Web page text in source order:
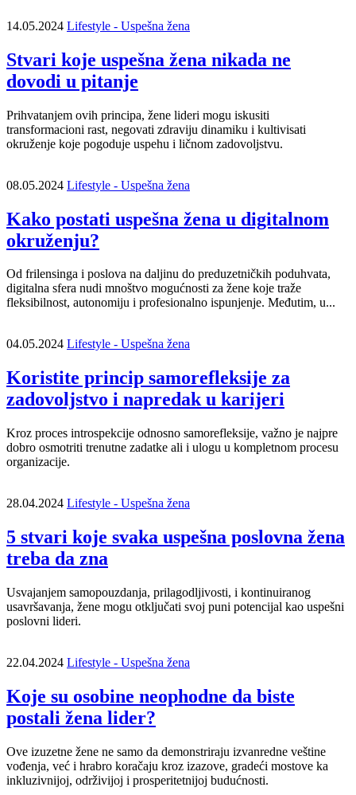
14.05.2024 Lifestyle - Uspešna žena
Stvari koje uspešna žena nikada ne
dovodi u pitanje
Prihvatanjem ovih principa, žene lideri mogu iskusiti
transformacioni rast, negovati zdraviju dinamiku i kultivisati
okruženje koje pogoduje uspehu i ličnom zadovoljstvu.
08.05.2024 Lifestyle - Uspešna žena
Kako postati uspešna žena u digitalnom
okruženju?
Od frilensinga i poslova na daljinu do preduzetničkih poduhvata,
digitalna sfera nudi mnoštvo mogućnosti za žene koje traže
fleksibilnost, autonomiju i profesionalno ispunjenje. Međutim, u...
04.05.2024 Lifestyle - Uspešna žena
Koristite princip samorefleksije za
zadovoljstvo i napredak u karijeri
Kroz proces introspekcije odnosno samorefleksije, važno je najpre
dobro osmotriti trenutne zadatke ali i ulogu u kompletnom procesu
organizacije.
28.04.2024 Lifestyle - Uspešna žena
5 stvari koje svaka uspešna poslovna žena
treba da zna
Usvajanjem samopouzdanja, prilagodljivosti, i kontinuiranog
usavršavanja, žene mogu otključati svoj puni potencijal kao uspešni
poslovni lideri.
22.04.2024 Lifestyle - Uspešna žena
Koje su osobine neophodne da biste
postali žena lider?
Ove izuzetne žene ne samo da demonstriraju izvanredne veštine
vođenja, već i hrabro koračaju kroz izazove, gradeći mostove ka
inkluzivnijoj, održivijoj i prosperitetnijoj budućnosti.